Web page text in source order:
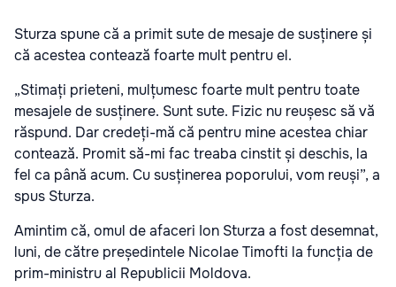
Sturza spune că a primit sute de mesaje de susținere și
că acestea contează foarte mult pentru el.
„Stimați prieteni, mulțumesc foarte mult pentru toate
mesajele de susținere. Sunt sute. Fizic nu reușesc să vă
răspund. Dar credeți-mă că pentru mine acestea chiar
contează. Promit să-mi fac treaba cinstit și deschis, la
fel ca până acum. Cu susținerea poporului, vom reuși”, a
spus Sturza.
Amintim că, omul de afaceri Ion Sturza a fost desemnat,
luni, de către președintele Nicolae Timofti la funcția de
prim-ministru al Republicii Moldova.